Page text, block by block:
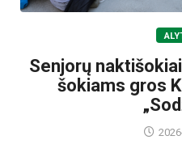
Senjorų
šokiams gros